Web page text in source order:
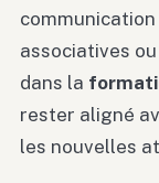
associatives
dans la
rester aligné
les nouvelles